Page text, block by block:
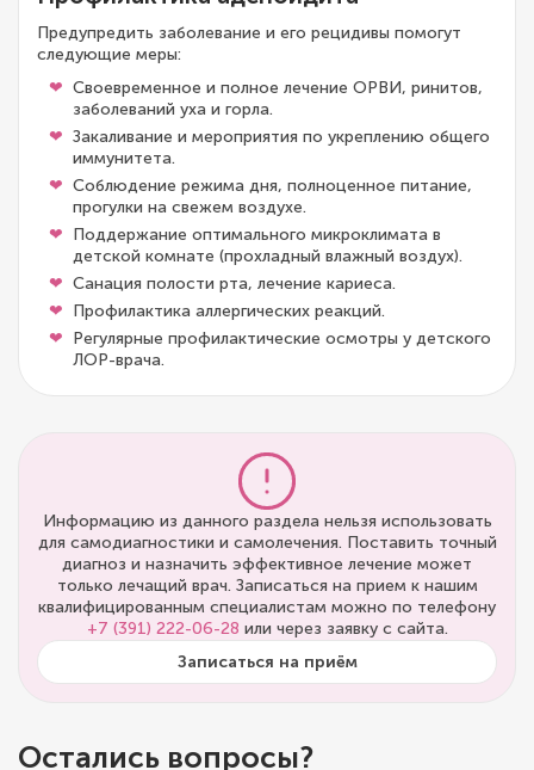
Предупредить заболевание и его рецидивы помогут
следующие меры:
Своевременное и полное лечение ОРВИ, ринитов,
заболеваний уха и горла.
Закаливание и мероприятия по укреплению общего
иммунитета.
Соблюдение режима дня, полноценное питание,
прогулки на свежем воздухе.
Поддержание оптимального микроклимата в
детской комнате (прохладный влажный воздух).
Санация полости рта, лечение кариеса.
Профилактика аллергических реакций.
Регулярные профилактические осмотры у детского
ЛОР-врача.
Информацию из данного раздела нельзя использовать
для самодиагностики и самолечения. Поставить точный
диагноз и назначить эффективное лечение может
только лечащий врач. Записаться на прием к нашим
квалифицированным специалистам можно по телефону
+7 (391) 222-06-28 или через заявку с сайта.
Записаться на приём
Остались вопросы?